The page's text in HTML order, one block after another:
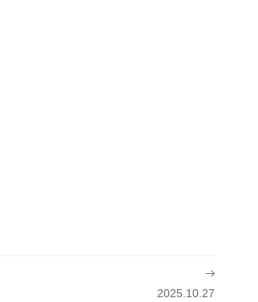
2025.10.27